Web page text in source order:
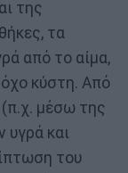
της
τα
από το αίμα,
κύστη. Από
(π.χ. μέσω της
υγρά και
του